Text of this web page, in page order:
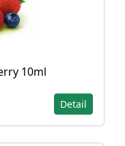
10ml
Detail